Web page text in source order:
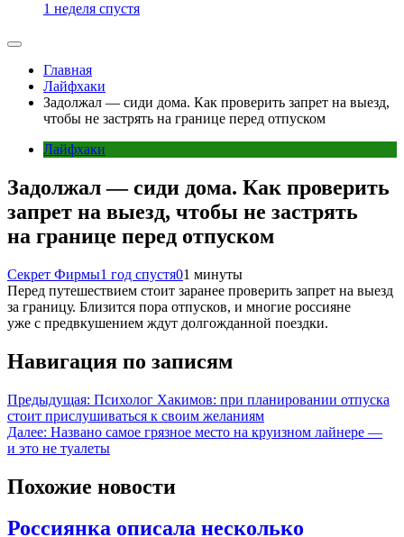
1 неделя спустя
Главная
Лайфхаки
Задолжал — сиди дома. Как проверить запрет на выезд,
чтобы не застрять на границе перед отпуском
Лайфхаки
Задолжал — сиди дома. Как проверить
запрет на выезд, чтобы не застрять
на границе перед отпуском
Секрет Фирмы1 год спустя01 минуты
Перед путешествием стоит заранее проверить запрет на выезд
за границу. Близится пора отпусков, и многие россияне
уже с предвкушением ждут долгожданной поездки.
Навигация по записям
Предыдущая: Психолог Хакимов: при планировании отпуска
стоит прислушиваться к своим желаниям
Далее: Названо самое грязное место на круизном лайнере —
и это не туалеты
Похожие новости
Россиянка описала несколько